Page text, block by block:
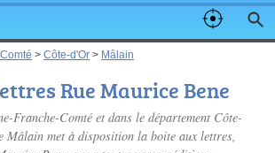
> Côte-d'Or > Mâlain
Rue Maurice Bene
Franche-Comté et dans le département Côte-
Mâlain met à disposition la boite aux lettres,